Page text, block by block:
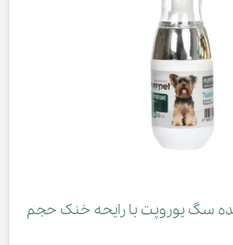
سگ یوروپت با رایحه خنک حجم